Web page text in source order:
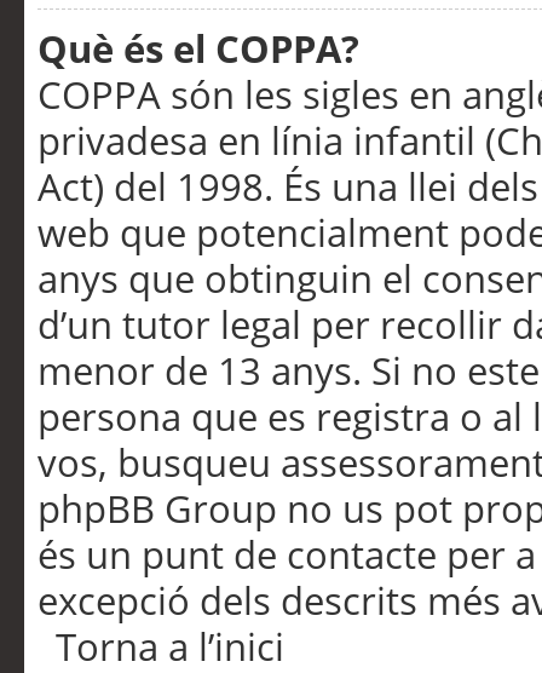
Què és el COPPA?
COPPA són les sigles en
privadesa en línia infantil
Act) del 1998. És una llei
web que potencialment
anys que obtinguin el
d’un tutor legal per recollir
menor de 13 anys. Si no
persona que es registra o
vos, busqueu
phpBB Group no us pot
és un punt de contacte per
excepció dels descrits més
Torna a l’inici